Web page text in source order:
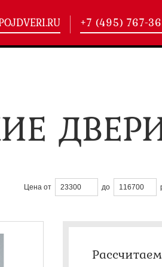
двери(101)
двери (146)
+7 (495) 767-
Цена от до